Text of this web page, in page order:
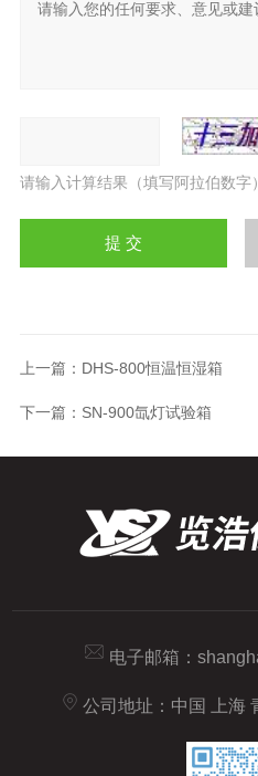
请输入计算结果（填写阿拉伯数字
上一篇： DHS-800恒温恒湿箱
下一篇： SN-900氙灯试验箱
电子邮箱：
公司地址：中国 上海